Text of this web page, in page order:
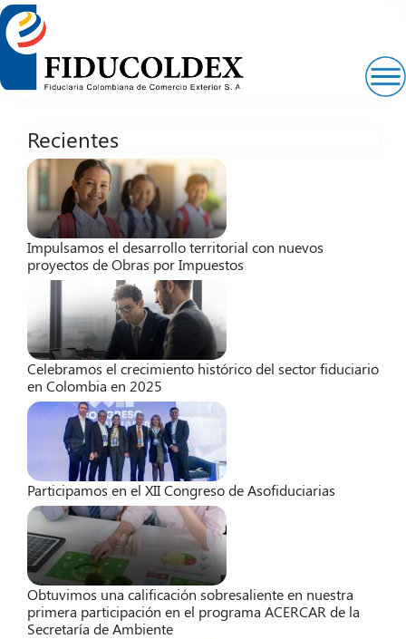
Pasar
al
contenido
principal
Recientes
Impulsamos el desarrollo territorial con nuevos
proyectos de Obras por Impuestos
Celebramos el crecimiento histórico del sector fiduciario
en Colombia en 2025
Participamos en el XII Congreso de Asofiduciarias
Obtuvimos una calificación sobresaliente en nuestra
primera participación en el programa ACERCAR de la
Secretaría de Ambiente